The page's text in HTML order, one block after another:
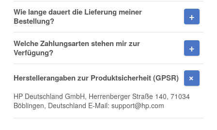
Firma
Wie lange dauert die Lieferung meiner
Bestellung?
Welche Zahlungsarten stehen mir zur
Verfügung?
Herstellerangaben zur Produktsicherheit (GPSR)
HP Deutschland GmbH, Herrenberger Straße 140, 71034
Böblingen, Deutschland E-Mail: support@hp.com